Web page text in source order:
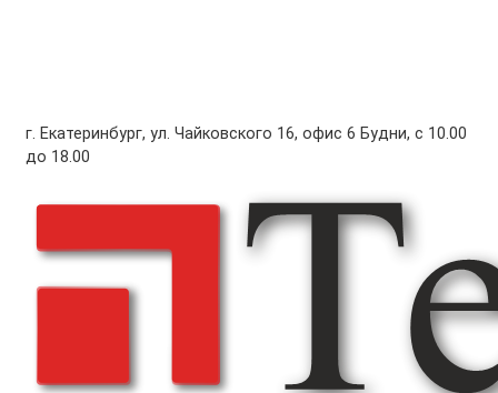
г. Екатеринбург, ул. Чайковского 16, офис 6 Будни, с 10.00
до 18.00